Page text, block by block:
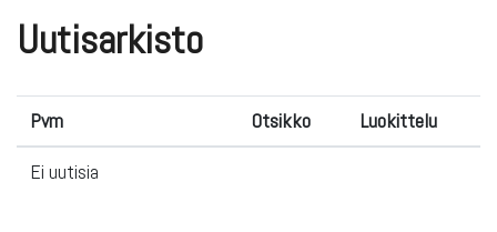
Uutisarkisto
Pvm Otsikko
Luokittelu
Ei uutisia